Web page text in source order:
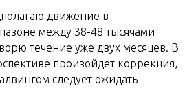
движение в
между 38-48 тысячами
течение уже двух месяцев. В
произойдет коррекция,
следует ожидать